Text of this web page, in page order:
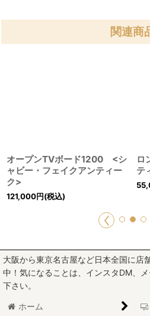
関連商
オープンTVボード1200 <シ
ャビー・フェイクアンティー
ク>
121,000円(税込)
ロ
テ
大阪から東京名古屋など日本全国に店
中！気になることは、インスタDM、
下さい。
ホーム